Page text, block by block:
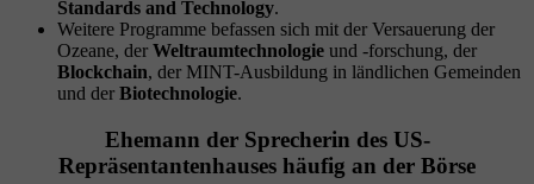
Standards and Technology.
Weitere Programme befassen sich mit der Versauerung der
Ozeane, der Weltraumtechnologie und -forschung, der
Blockchain, der MINT-Ausbildung in ländlichen Gemeinden
und der Biotechnologie.
Ehemann der Sprecherin des US-
Repräsentantenhauses häufig an der Börse